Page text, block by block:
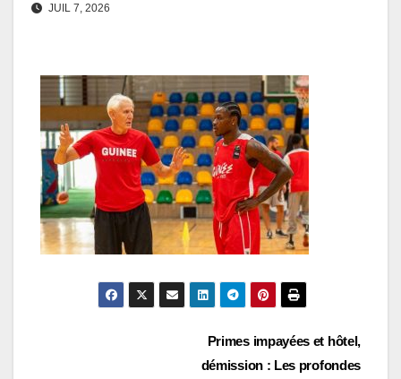
JUIL 7, 2026
Primes impayées et hôtel,
démission : Les profondes